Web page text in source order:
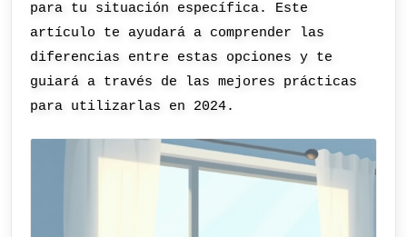
para tu situación específica. Este
artículo te ayudará a comprender las
diferencias entre estas opciones y te
guiará a través de las mejores prácticas
para utilizarlas en 2024.